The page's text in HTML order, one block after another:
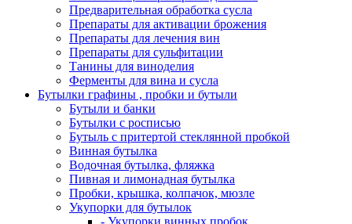
Предварительная обработка сусла
Препараты для активации брожения
Препараты для лечения вин
Препараты для сульфитации
Танины для виноделия
Ферменты для вина и сусла
Бутылки графины , пробки и бутыли
Бутыли и банки
Бутылки с росписью
Бутыль с притертой стеклянной пробкой
Винная бутылка
Водочная бутылка, фляжка
Пивная и лимонадная бутылка
Пробки, крышка, колпачок, мюзле
Укупорки для бутылок
- Укупорки винных пробок